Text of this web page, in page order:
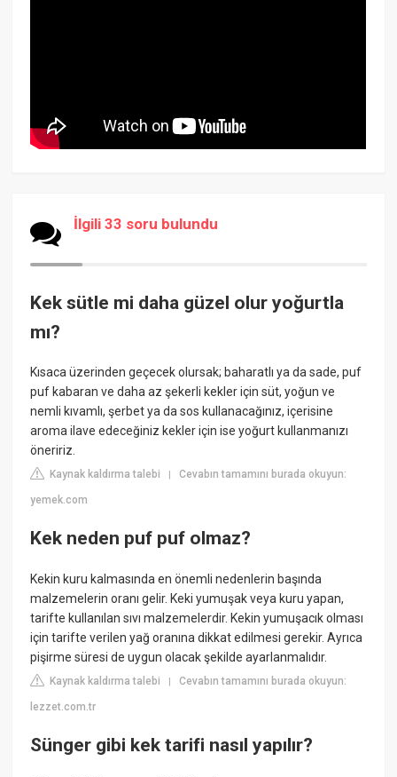
İlgili 33 soru bulundu
Kek sütle mi daha güzel olur yoğurtla
mı?
Kısaca üzerinden geçecek olursak; baharatlı ya da sade, puf
puf kabaran ve daha az şekerli kekler için süt, yoğun ve
nemli kıvamlı, şerbet ya da sos kullanacağınız, içerisine
aroma ilave edeceğiniz kekler için ise yoğurt kullanmanızı
öneririz.
Kaynak kaldırma talebi |Cevabın tamamını burada okuyun:
yemek.com
Kek neden puf puf olmaz?
Kekin kuru kalmasında en önemli nedenlerin başında
malzemelerin oranı gelir. Keki yumuşak veya kuru yapan,
tarifte kullanılan sıvı malzemelerdir. Kekin yumuşacık olması
için tarifte verilen yağ oranına dikkat edilmesi gerekir. Ayrıca
pişirme süresi de uygun olacak şekilde ayarlanmalıdır.
Kaynak kaldırma talebi |Cevabın tamamını burada okuyun:
lezzet.com.tr
Sünger gibi kek tarifi nasıl yapılır?